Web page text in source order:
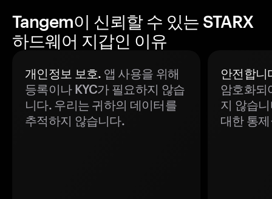
Tangem이 신뢰할 수 있는 STARX
하드웨어 지갑인 이유
개인정보 보호. 앱 사용을 위해
등록이나 KYC가 필요하지 않습
니다. 우리는 귀하의 데이터를
추적하지 않습니다.
안전합니
암호화되
지 않습
대한 통